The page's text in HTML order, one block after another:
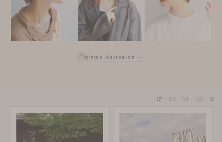
@emo.hairsalon →
JP EN VI KO 繁